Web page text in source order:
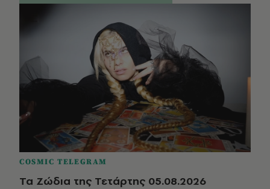
COSMIC TELEGRAM
Τα Ζώδια της Τετάρτης 05.08.2026